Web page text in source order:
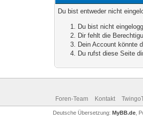
Du bist entweder nicht
Du bist nicht
Dir fehlt die
Dein Account könnte
Du rufst diese Seite
Foren-Team Kontakt
Deutsche Übersetzung: MyBB.de,